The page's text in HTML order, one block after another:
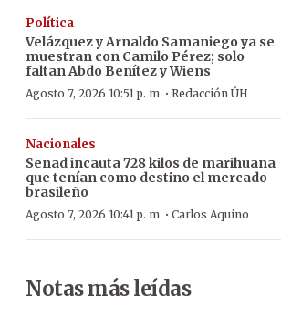
Política
Velázquez y Arnaldo Samaniego ya se
muestran con Camilo Pérez; solo
faltan Abdo Benítez y Wiens
Agosto 7, 2026 10:51 p. m. · Redacción ÚH
Nacionales
Senad incauta 728 kilos de marihuana
que tenían como destino el mercado
brasileño
Agosto 7, 2026 10:41 p. m. · Carlos Aquino
Notas más leídas